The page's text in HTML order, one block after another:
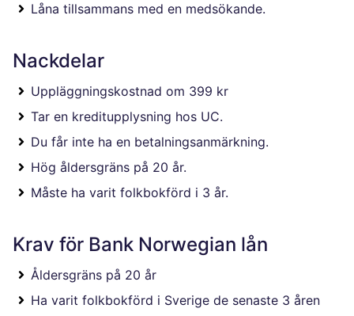
Låna tillsammans med en medsökande.
Nackdelar
Uppläggningskostnad om 399 kr
Tar en kreditupplysning hos UC.
Du får inte ha en betalningsanmärkning.
Hög åldersgräns på 20 år.
Måste ha varit folkbokförd i 3 år.
Krav för Bank Norwegian lån
Åldersgräns på 20 år
Ha varit folkbokförd i Sverige de senaste 3 åren